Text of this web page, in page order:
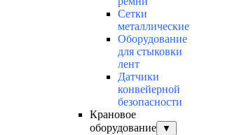
Сетки
металлические
Оборудование
для стыковки
лент
Датчики
конвейерной
безопасности
Крановое
оборудование
▼